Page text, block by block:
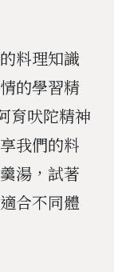
料理知識
的學習精
育吠陀精神
我們的料
湯，試著
合不同體